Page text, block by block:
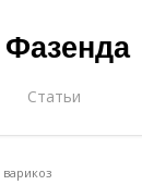
Фазенда
Статьи